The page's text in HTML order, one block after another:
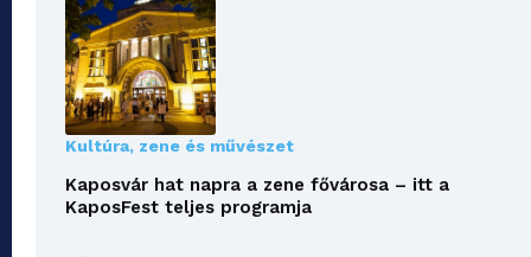
Kultúra, zene és művészet
Kaposvár hat napra a zene fővárosa – itt a
KaposFest teljes programja